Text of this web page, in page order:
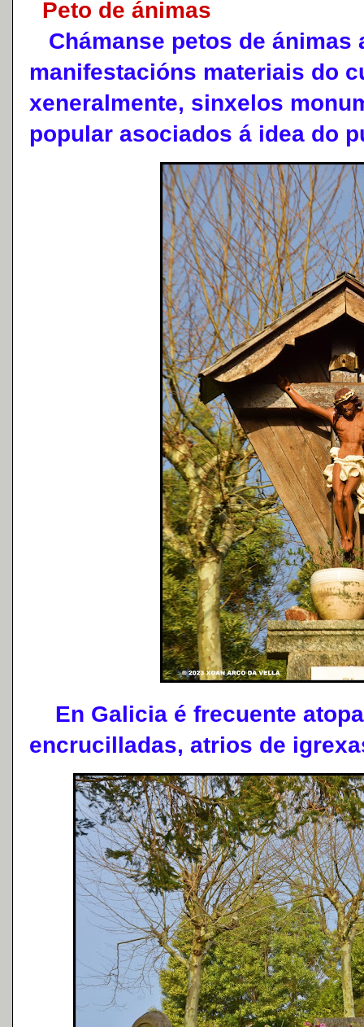
Peto de ánimas
Chámanse petos de ánimas
manifestacións materiais do
xeneralmente, sinxelos
popular asociados á idea do
En Galicia é frecuente
encrucilladas, atrios de